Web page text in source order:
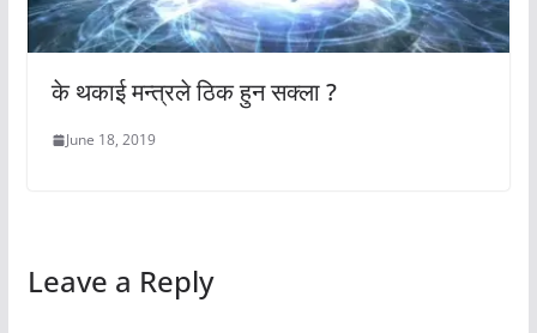
के थकाई मन्त्रले ठिक हुन सक्ला ?
June 18, 2019
Leave a Reply